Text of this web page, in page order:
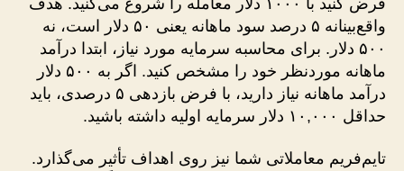
واقع‌بینانه ۵ درصد سود ماهانه یعنی ۵۰ دلار است، نه
۵۰۰ دلار. برای محاسبه سرمایه مورد نیاز، ابتدا درآمد
ماهانه موردنظر خود را مشخص کنید. اگر به ۵۰۰ دلار
درآمد ماهانه نیاز دارید، با فرض بازدهی ۵ درصدی، باید
حداقل ۱۰,۰۰۰ دلار سرمایه اولیه داشته باشید.
تایم‌فریم معاملاتی شما نیز روی اهداف تأثیر می‌گذارد.